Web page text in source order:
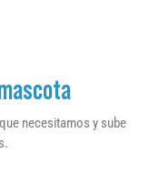
necesitamos y sube